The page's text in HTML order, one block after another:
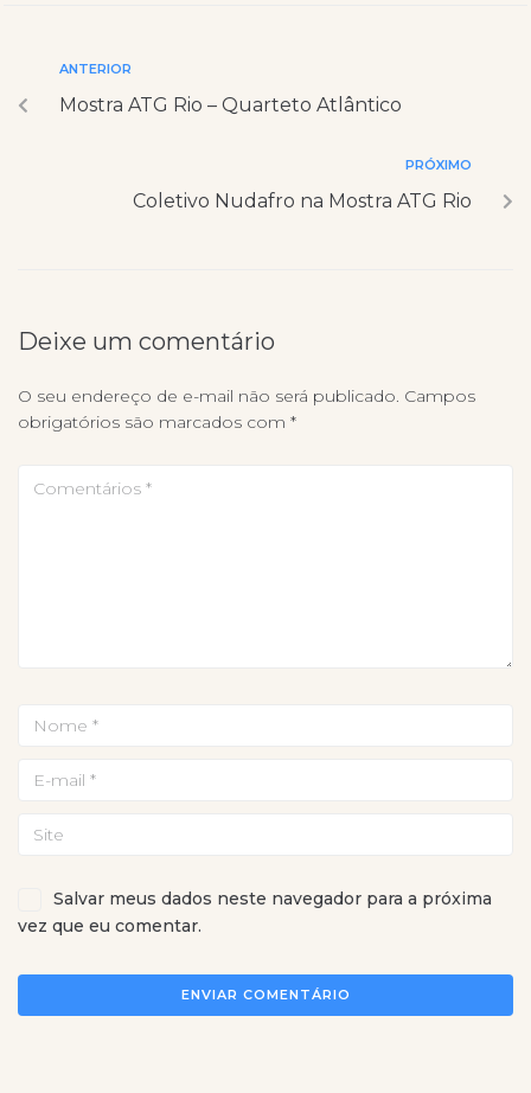
ANTERIOR
Mostra ATG Rio – Quarteto Atlântico
PRÓXIMO
Coletivo Nudafro na Mostra ATG Rio
Deixe um comentário
O seu endereço de e-mail não será publicado. Campos
obrigatórios são marcados com *
Salvar meus dados neste navegador para a próxima
vez que eu comentar.